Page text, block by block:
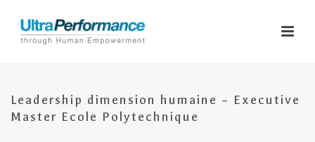
Leadership dimension humaine – Executive
Master Ecole Polytechnique